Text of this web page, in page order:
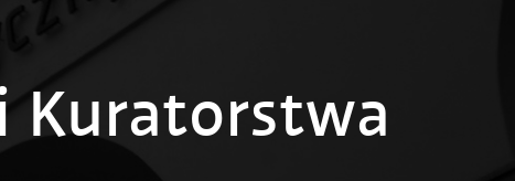
Kuratorstwa